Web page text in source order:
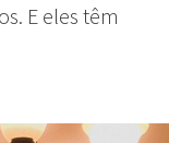
E eles têm